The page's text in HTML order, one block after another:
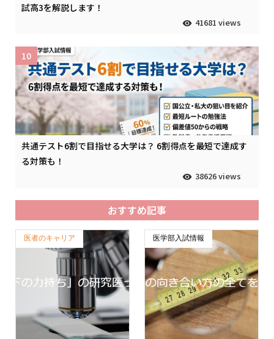
試高3を解説します！
41681 views
共通テスト6割で目指せる大学は？ 6割得点を最短で達成す
る対策も！
38626 views
10
おすすめ記事
医者のキャリア 医学部入試情報